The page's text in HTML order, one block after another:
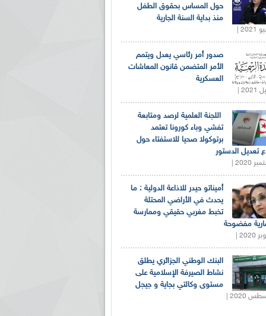
حول المساس بحقوق الطفل
منذ بداية السنة الجارية
صدور أمر رئاسي يعدل ويتمم
الأمر المتضمن قانون المعاشات
العسكرية
اللجنة العلمية لرصد ومتابعة
تفشي وباء كورونا تعتمد
برتوكولا صحيا للاستفتاء حول
تعديل الدستور
أميناتو حيدر للاذاعة الدولية : ما
يحدث في الأراضي المحتلة
تخبط مغربي حقيقي وممارسة
مفضوحة
البنك الوطني الجزائري يطلق
نشاط الصيرفة الإسلامية على
مستوى وكالتي بجاية و جيجل